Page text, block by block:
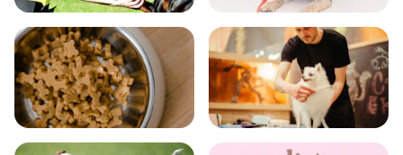
飼い方 健康
食事 お手入れ